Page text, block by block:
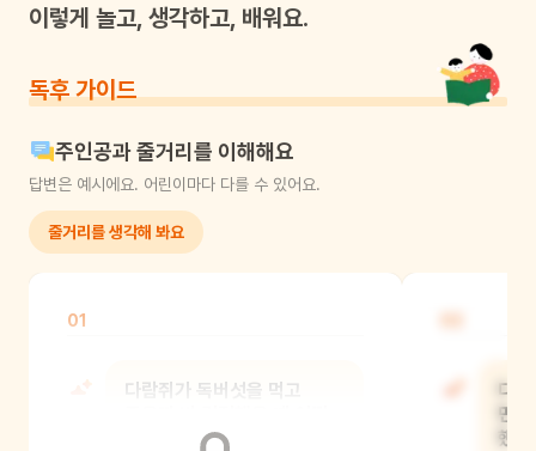
이렇게 놀고, 생각하고, 배워요.
독후 가이드
주인공과 줄거리를 이해해요
답변은 예시에요. 어린이마다 다를 수 있어요.
줄거리를 생각해 봐요
01
다람쥐가 독버섯을 먹고
기분이었을까?
다
만
했